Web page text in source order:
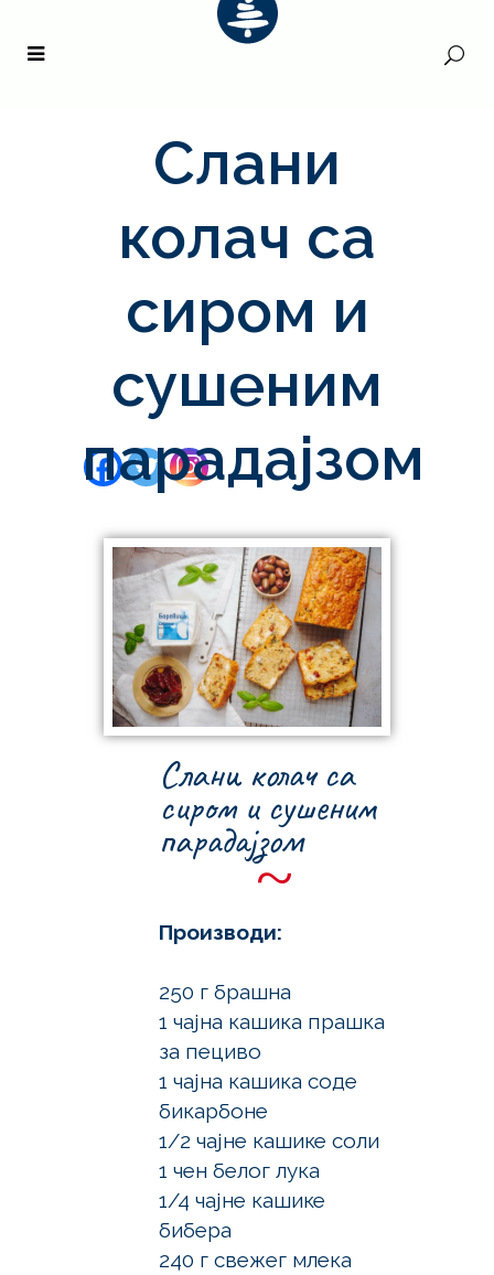
Слани
колач са
сиром и
сушеним
парадајзом
Слани колач са
сиром и сушеним
парадајзом
~
Производи:
250 г брашна
1 чајна кашика прашка
за пециво
1 чајна кашика соде
бикарбоне
1/2 чајне кашике соли
1 чен белог лука
1/4 чајне кашике
бибера
240 г свежег млека